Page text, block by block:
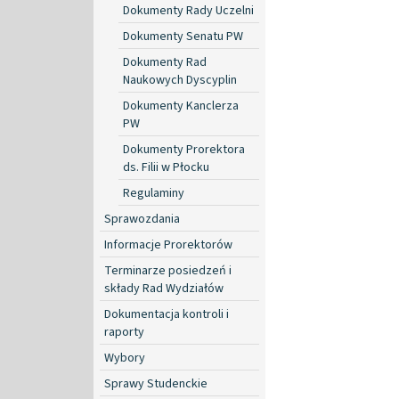
Dokumenty Rady Uczelni
Dokumenty Senatu PW
Dokumenty Rad
Naukowych Dyscyplin
Dokumenty Kanclerza
PW
Dokumenty Prorektora
ds. Filii w Płocku
Regulaminy
Sprawozdania
Informacje Prorektorów
Terminarze posiedzeń i
składy Rad Wydziałów
Dokumentacja kontroli i
raporty
Wybory
Sprawy Studenckie